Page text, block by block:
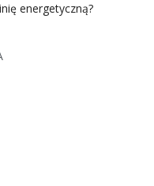
energetyczną?